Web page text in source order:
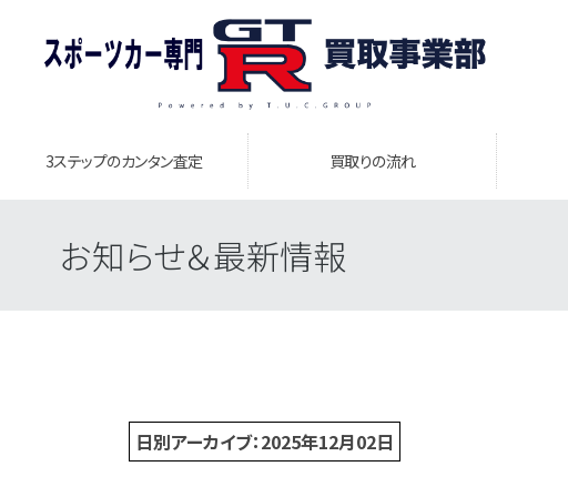
3ステップのカンタン査定 買取りの流れ
お知らせ＆最新情報
日別アーカイブ：2025年12月02日